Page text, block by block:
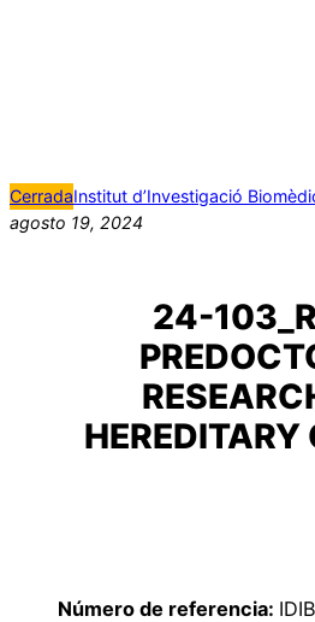
CerradaInstitut d’Investigació
agosto 19, 2024
24-
HEREDITARY
Número de referencia: